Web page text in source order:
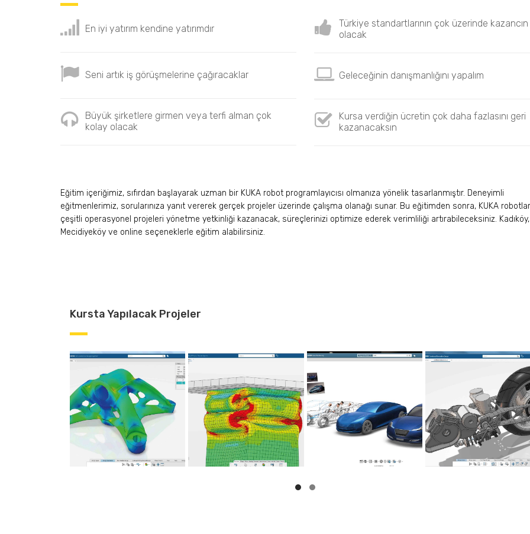
En iyi yatırım kendine yatırımdır
Seni artık iş görüşmelerine çağıracaklar
Büyük şirketlere girmen veya terfi alman çok
kolay olacak
Türkiye standartlarının çok üzerinde kazancın
olacak
Geleceğinin danışmanlığını yapalım
Kursa verdiğin ücretin çok daha fazlasını geri
kazanacaksın
Eğitim içeriğimiz, sıfırdan başlayarak uzman bir KUKA robot programlayıcısı olmanıza yönelik tasarlanmıştır. Deneyimli
eğitmenlerimiz, sorularınıza yanıt vererek gerçek projeler üzerinde çalışma olanağı sunar. Bu eğitimden sonra, KUKA
çeşitli operasyonel projeleri yönetme yetkinliği kazanacak, süreçlerinizi optimize ederek verimliliği artırabileceksiniz. Kadıköy,
Mecidiyeköy ve online seçeneklerle eğitim alabilirsiniz.
Kursta Yapılacak Projeler